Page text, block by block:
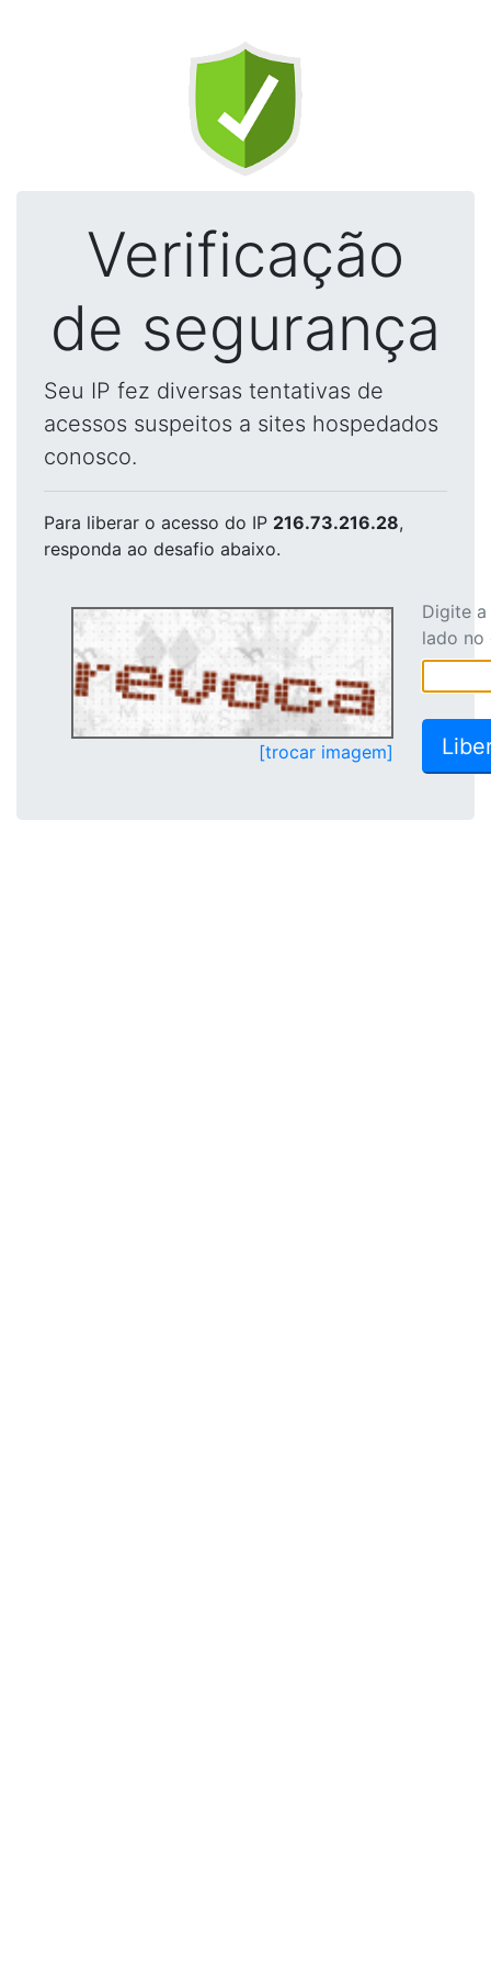
Verificação
de segurança
Seu IP fez diversas tentativas de
acessos suspeitos a sites hospedados
conosco.
Para liberar o acesso do IP 216.73.216.28,
responda ao desafio abaixo.
[trocar imagem]
Digite
lado no